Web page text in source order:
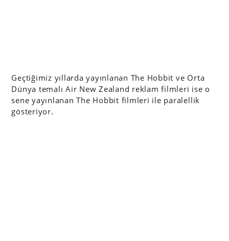
Geçtiğimiz yıllarda yayınlanan The Hobbit ve Orta
Dünya temalı Air New Zealand reklam filmleri ise o
sene yayınlanan The Hobbit filmleri ile paralellik
gösteriyor.